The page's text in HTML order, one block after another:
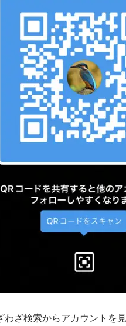
ざ検索からアカウントを